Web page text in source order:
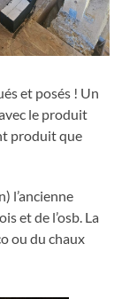
et posés ! Un
le produit
produit que
l’ancienne
et de l’osb. La
ou du chaux